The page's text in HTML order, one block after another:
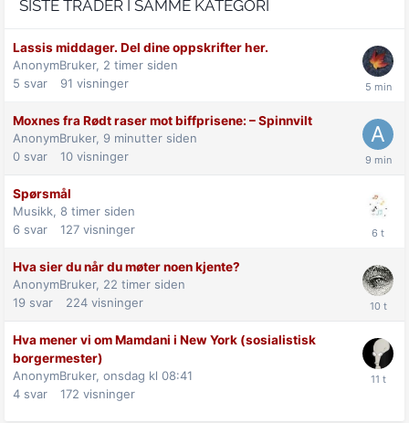
SISTE TRÅDER I SAMME KATEGORI
Lassis middager. Del dine oppskrifter her.
AnonymBruker, 2 timer siden
5 svar 91 visninger
Moxnes fra Rødt raser mot biff­prisene: –⁠ Spinnvilt
AnonymBruker, 9 minutter siden
0 svar 10 visninger
Spørsmål
Musikk, 8 timer siden
6 svar 127 visninger
Hva sier du når du møter noen kjente?
AnonymBruker, 22 timer siden
19 svar 224 visninger
Hva mener vi om Mamdani i New York (sosialistisk
borgermester)
AnonymBruker, onsdag kl 08:41
4 svar 172 visninger